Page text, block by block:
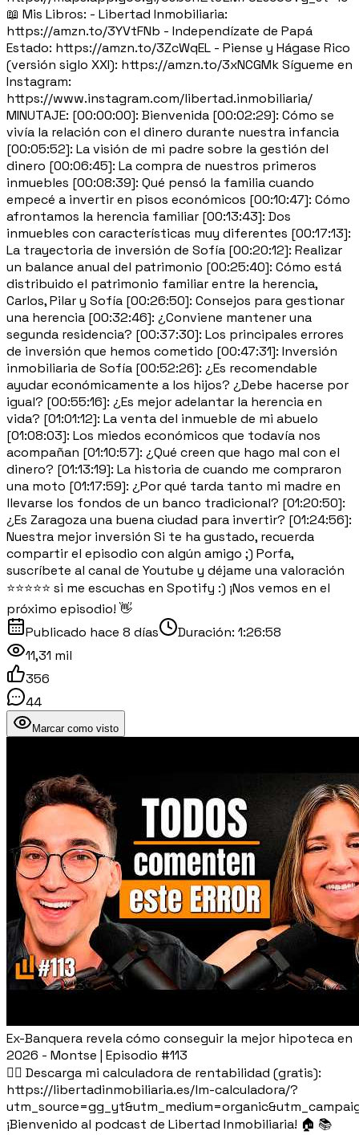
📖 Mis Libros: - Libertad Inmobiliaria:
https://amzn.to/3YVtFNb - Independízate de Papá
Estado: https://amzn.to/3ZcWqEL - Piense y Hágase Rico
(versión siglo XXI): https://amzn.to/3xNCGMk Sígueme en
Instagram:
https://www.instagram.com/libertad.inmobiliaria/
MINUTAJE: [00:00:00]: Bienvenida [00:02:29]: Cómo se
vivía la relación con el dinero durante nuestra infancia
[00:05:52]: La visión de mi padre sobre la gestión del
dinero [00:06:45]: La compra de nuestros primeros
inmuebles [00:08:39]: Qué pensó la familia cuando
empecé a invertir en pisos económicos [00:10:47]: Cómo
afrontamos la herencia familiar [00:13:43]: Dos
inmuebles con características muy diferentes [00:17:13]:
La trayectoria de inversión de Sofía [00:20:12]: Realizar
un balance anual del patrimonio [00:25:40]: Cómo está
distribuido el patrimonio familiar entre la herencia,
Carlos, Pilar y Sofía [00:26:50]: Consejos para gestionar
una herencia [00:32:46]: ¿Conviene mantener una
segunda residencia? [00:37:30]: Los principales errores
de inversión que hemos cometido [00:47:31]: Inversión
inmobiliaria de Sofía [00:52:26]: ¿Es recomendable
ayudar económicamente a los hijos? ¿Debe hacerse por
igual? [00:55:16]: ¿Es mejor adelantar la herencia en
vida? [01:01:12]: La venta del inmueble de mi abuelo
[01:08:03]: Los miedos económicos que todavía nos
acompañan [01:10:57]: ¿Qué creen que hago mal con el
dinero? [01:13:19]: La historia de cuando me compraron
una moto [01:17:59]: ¿Por qué tarda tanto mi madre en
llevarse los fondos de un banco tradicional? [01:20:50]:
¿Es Zaragoza una buena ciudad para invertir? [01:24:56]:
Nuestra mejor inversión Si te ha gustado, recuerda
compartir el episodio con algún amigo ;) Porfa,
suscríbete al canal de Youtube y déjame una valoración
⭐⭐⭐⭐⭐ si me escuchas en Spotify :) ¡Nos vemos en el
próximo episodio! 👋
Publicado hace 8 días Duración: 1:26:58
11,31 mil
356
44
Marcar como visto
Ex-Banquera revela cómo conseguir la mejor hipoteca en
2026 - Montse | Episodio #113
👉🏽 Descarga mi calculadora de rentabilidad (gratis):
https://libertadinmobiliaria.es/lm-calculadora/?
¡Bienvenido al podcast de Libertad Inmobiliaria! 🏠 📚